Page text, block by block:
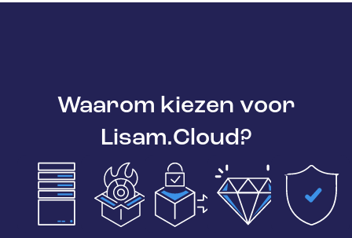
Waarom kiezen voor
Lisam.Cloud?